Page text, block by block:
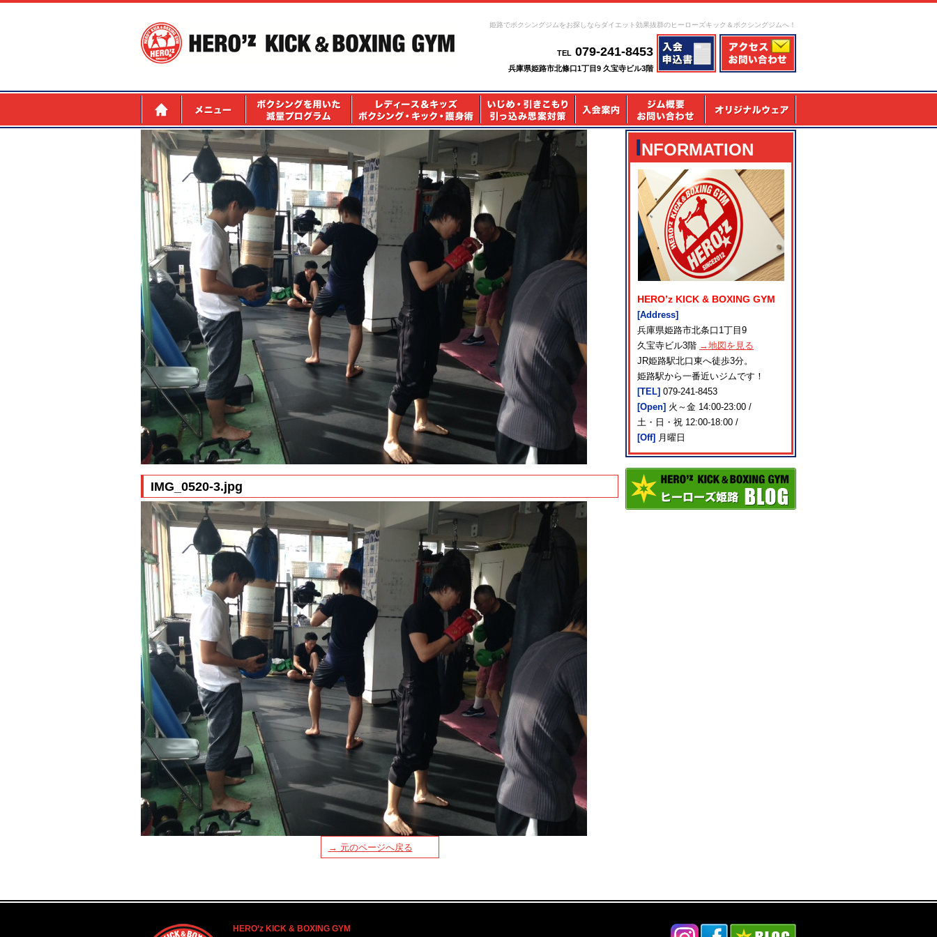
姫路でボクシングジムをお探しならダイエット効果抜群のヒーローズキック＆ボクシングジムへ！
TEL 079-241-8453
兵庫県姫路市北條口1丁目9 久宝寺ビル3階
IMG_0520-3.jpg
→ 元のページへ戻る
INFORMATION
HERO’z KICK & BOXING GYM
[Address]
兵庫県姫路市北条口1丁目9
久宝寺ビル3階 →地図を見る
JR姫路駅北口東へ徒歩3分。
姫路駅から一番近いジムです！
[TEL] 079-241-8453
[Open] 火～金 14:00-23:00 /
土・日・祝 12:00-18:00 /
[Off] 月曜日
HERO’z KICK & BOXING GYM